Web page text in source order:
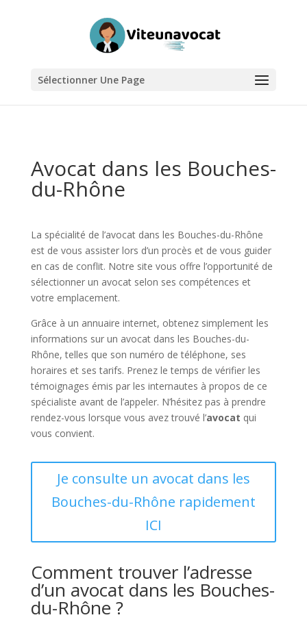
Sélectionner Une Page
Avocat dans les Bouches-
du-Rhône
La spécialité de l’avocat dans les Bouches-du-Rhône
est de vous assister lors d’un procès et de vous guider
en cas de conflit. Notre site vous offre l’opportunité de
sélectionner un avocat selon ses compétences et
votre emplacement.
Grâce à un annuaire internet, obtenez simplement les
informations sur un avocat dans les Bouches-du-
Rhône, telles que son numéro de téléphone, ses
horaires et ses tarifs. Prenez le temps de vérifier les
témoignages émis par les internautes à propos de ce
spécialiste avant de l’appeler. N’hésitez pas à prendre
rendez-vous lorsque vous avez trouvé l’avocat qui
vous convient.
Je consulte un avocat dans les
Bouches-du-Rhône rapidement
ICI
Comment trouver l’adresse
d’un avocat dans les Bouches-
du-Rhône ?